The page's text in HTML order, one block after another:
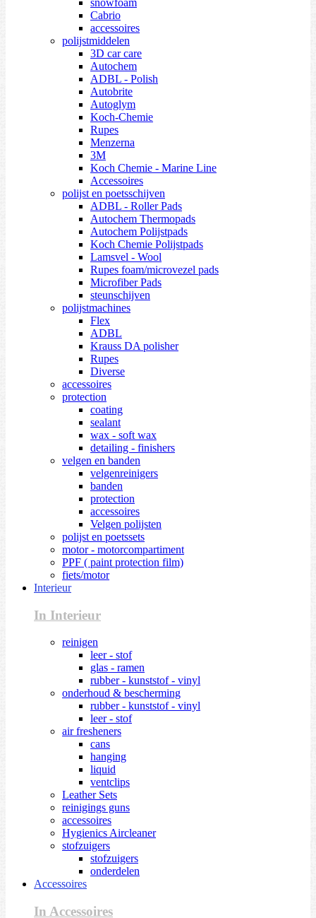
Cabrio
accessoires
polijstmiddelen
3D car care
Autochem
ADBL - Polish
Autobrite
Autoglym
Koch-Chemie
Rupes
Menzerna
3M
Koch Chemie - Marine Line
Accessoires
polijst en poetsschijven
ADBL - Roller Pads
Autochem Thermopads
Autochem Polijstpads
Koch Chemie Polijstpads
Lamsvel - Wool
Rupes foam/microvezel pads
Microfiber Pads
steunschijven
polijstmachines
Flex
ADBL
Krauss DA polisher
Rupes
Diverse
accessoires
protection
coating
sealant
wax - soft wax
detailing - finishers
velgen en banden
velgenreinigers
banden
protection
accessoires
Velgen polijsten
polijst en poetssets
motor - motorcompartiment
PPF ( paint protection film)
fiets/motor
Interieur
In Interieur
reinigen
leer - stof
glas - ramen
rubber - kunststof - vinyl
onderhoud & bescherming
rubber - kunststof - vinyl
leer - stof
air fresheners
cans
hanging
liquid
ventclips
Leather Sets
reinigings guns
accessoires
Hygienics Aircleaner
stofzuigers
stofzuigers
onderdelen
Accessoires
In Accessoires